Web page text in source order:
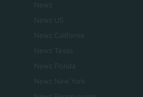
Newz
Newz US
Newz California
Newz Texas
Newz Florida
Newz New York